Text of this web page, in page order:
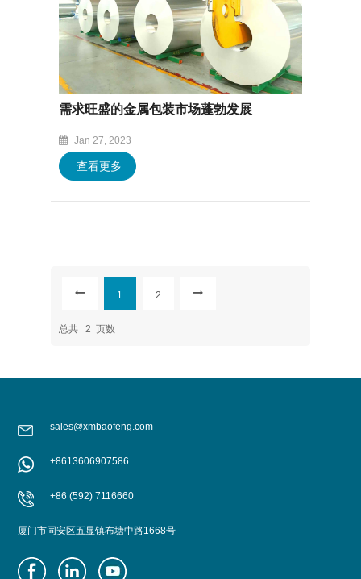
需求旺盛的金属包装市场蓬勃发展
Jan 27, 2023
查看更多
1 2
总共 2 页数
sales@xmbaofeng.com
+8613606907586
+86 (592) 7116660
厦门市同安区五显镇布塘中路1668号